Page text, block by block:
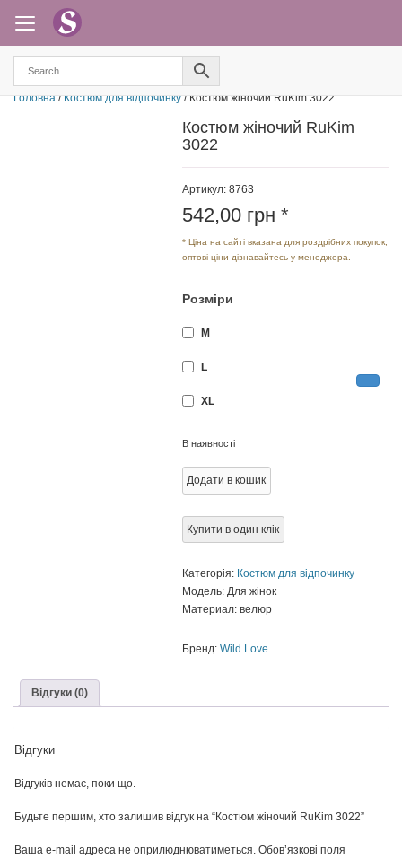
Головна/Костюм для відпочинку/ Костюм жіночий RuKіm 3022
Костюм жіночий RuKіm
3022
Артикул: 8763
542,00 грн *
* Ціна на сайті вказана для роздрібних покупок,
оптові ціни дізнавайтесь у менеджера.
Розміри
M
L
XL
В наявності
Додати в кошик
Купити в один клік
Категорія: Костюм для відпочинку
Модель: Для жінок
Материал: велюр
Бренд:Wild Love.
Відгуки (0)
Відгуки
Відгуків немає, поки що.
Будьте першим, хто залишив відгук на “Костюм жіночий RuKіm 3022”
Ваша e-mail адреса не оприлюднюватиметься. Обов’язкові поля